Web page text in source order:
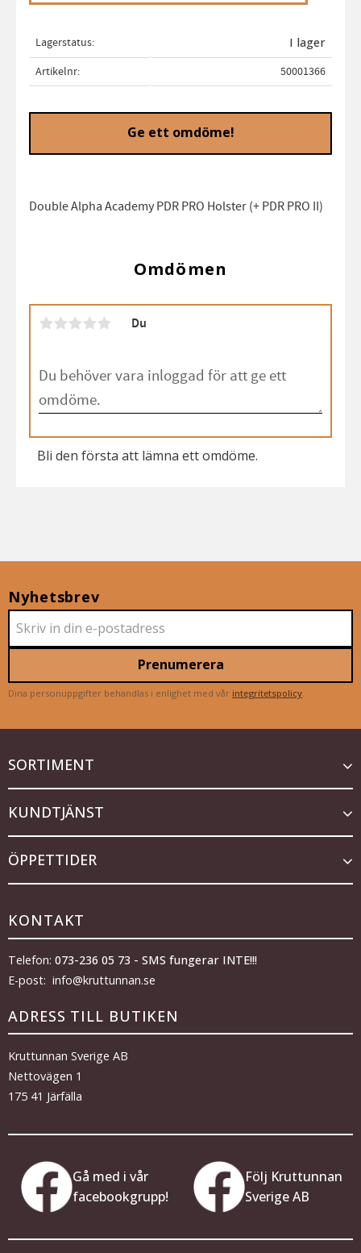
Lagerstatus
I lager
Artikelnr
50001366
Ge ett omdöme!
Double Alpha Academy PDR PRO Holster (+ PDR PRO II)
Omdömen
Du
Bli den första att lämna ett omdöme.
Nyhetsbrev
Prenumerera
Dina personuppgifter behandlas i enlighet med vår integritetspolicy
SORTIMENT
KUNDTJÄNST
ÖPPETTIDER
KONTAKT
Telefon: 073-236 05 73 - SMS fungerar INTE!!!
E-post: info@kruttunnan.se
ADRESS TILL BUTIKEN
Kruttunnan Sverige AB
Nettovägen 1
175 41 Järfälla
Gå med i vår
facebookgrupp!
Följ Kruttunnan
Sverige AB